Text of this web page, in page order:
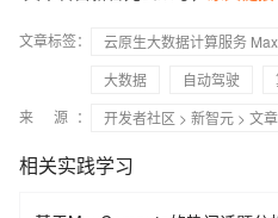
文章标签： 云原生大数据计算服务
大数据
自动驾驶
来 源：
开发者社区 > 新智元 > 文章
相关实践学习